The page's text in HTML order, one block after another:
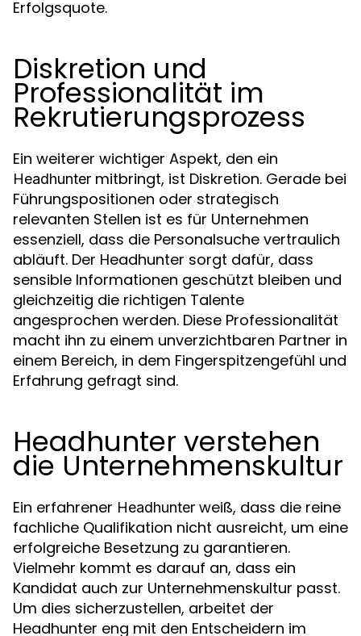
Erfolgsquote.
Diskretion und
Professionalität im
Rekrutierungsprozess
Ein weiterer wichtiger Aspekt, den ein
Headhunter mitbringt, ist Diskretion. Gerade bei
Führungspositionen oder strategisch
relevanten Stellen ist es für Unternehmen
essenziell, dass die Personalsuche vertraulich
abläuft. Der Headhunter sorgt dafür, dass
sensible Informationen geschützt bleiben und
gleichzeitig die richtigen Talente
angesprochen werden. Diese Professionalität
macht ihn zu einem unverzichtbaren Partner in
einem Bereich, in dem Fingerspitzengefühl und
Erfahrung gefragt sind.
Headhunter verstehen
die Unternehmenskultur
Ein erfahrener Headhunter weiß, dass die reine
fachliche Qualifikation nicht ausreicht, um eine
erfolgreiche Besetzung zu garantieren.
Vielmehr kommt es darauf an, dass ein
Kandidat auch zur Unternehmenskultur passt.
Um dies sicherzustellen, arbeitet der
Headhunter eng mit den Entscheidern im